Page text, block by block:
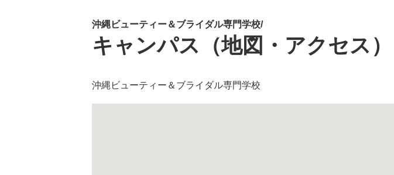
沖縄ビューティー＆ブライダル専門学校/
キャンパス（地図・アクセス）
沖縄ビューティー＆ブライダル専門学校